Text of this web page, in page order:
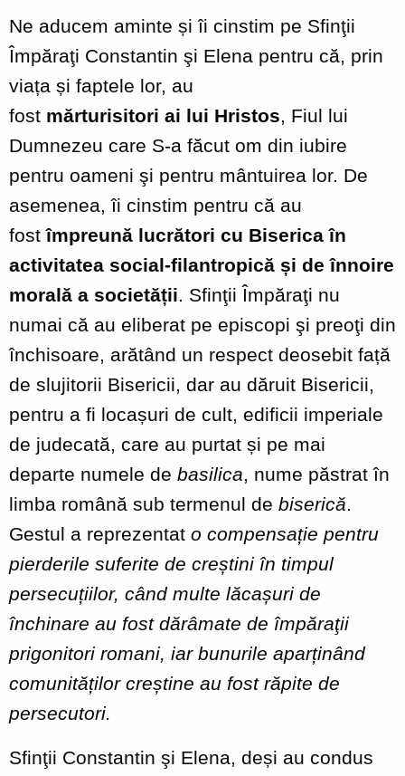
Ne aducem aminte și îi cinstim pe Sfinţii
Împăraţi Constantin şi Elena pentru că, prin
viața și faptele lor, au
fost mărturisitori ai lui Hristos, Fiul lui
Dumnezeu care S-a făcut om din iubire
pentru oameni şi pentru mântuirea lor. De
asemenea, îi cinstim pentru că au
fostîmpreună lucrători cu Biserica în
activitatea social-filantropică și de înnoire
morală a societății. Sfinţii Împăraţi nu
numai că au eliberat pe episcopi şi preoţi din
închisoare, arătând un respect deosebit față
de slujitorii Bisericii, dar au dăruit Bisericii,
pentru a fi locașuri de cult, edificii imperiale
de judecată, care au purtat și pe mai
departe numele de basilica, nume păstrat în
limba română sub termenul de biserică.
Gestul a reprezentat o compensație pentru
pierderile suferite de creștini în timpul
persecuțiilor, când multe lăcașuri de
închinare au fost dărâmate de împăraţii
prigonitori romani, iar bunurile aparținând
comunităților creștine au fost răpite de
persecutori.
Sfinţii Constantin şi Elena, deși au condus